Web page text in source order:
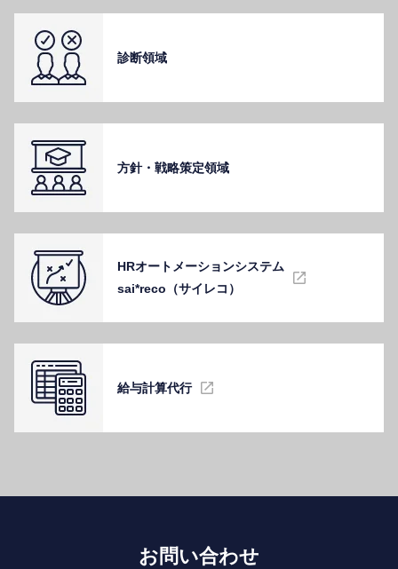
診断領域
⽅針・戦略策定領域
HRオートメーションシステム
sai*reco（サイレコ）
給与計算代⾏
お問い合わせ